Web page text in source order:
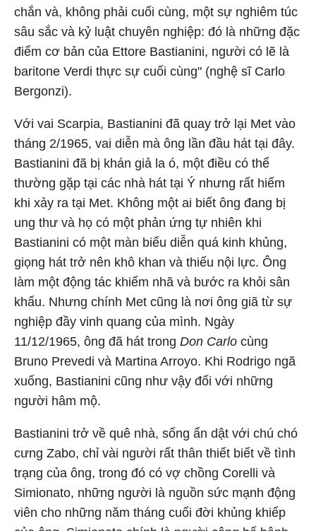
chắn và, không phải cuối cùng, một sự nghiêm túc
sâu sắc và kỷ luật chuyên nghiệp: đó là những đặc
điểm cơ bản của Ettore Bastianini, người có lẽ là
baritone Verdi thực sự cuối cùng" (nghệ sĩ Carlo
Bergonzi).
Với vai Scarpia, Bastianini đã quay trở lại Met vào
tháng 2/1965, vai diễn mà ông lần đầu hát tại đây.
Bastianini đã bị khán giả la ó, một điều có thể
thường gặp tại các nhà hát tại Ý nhưng rất hiếm
khi xảy ra tại Met. Không một ai biết ông đang bị
ung thư và họ có một phản ứng tự nhiên khi
Bastianini có một màn biểu diễn quá kinh khủng,
giọng hát trở nên khô khan và thiếu nội lực. Ông
làm một động tác khiếm nhã và bước ra khỏi sân
khấu. Nhưng chính Met cũng là nơi ông giã từ sự
nghiệp đầy vinh quang của mình. Ngày
11/12/1965, ông đã hát trong Don Carlo cùng
Bruno Prevedi và Martina Arroyo. Khi Rodrigo ngã
xuống, Bastianini cũng như vậy đối với những
người hâm mộ.
Bastianini trở về quê nhà, sống ẩn dật với chú chó
cưng Zabo, chỉ vài người rất thân thiết biết về tình
trạng của ông, trong đó có vợ chồng Corelli và
Simionato, những người là nguồn sức mạnh động
viên cho những năm tháng cuối đời khủng khiếp